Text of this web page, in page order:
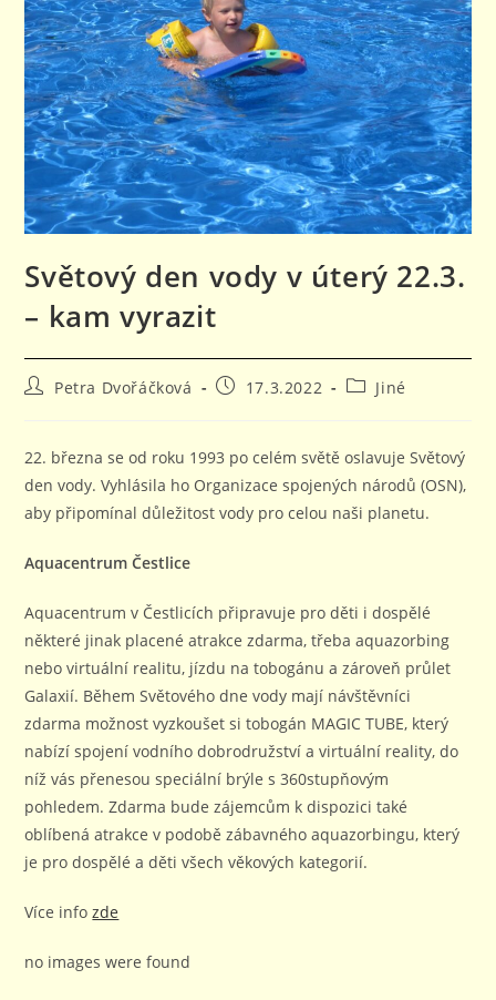
Světový den vody v úterý 22.3.
– kam vyrazit
AutorPetra Dvořáčková
Příspěvek
17.3.2022
Rubriky
Jiné
22. března se od roku 1993 po celém světě oslavuje Světový
den vody. Vyhlásila ho Organizace spojených národů (OSN),
aby připomínal důležitost vody pro celou naši planetu.
Aquacentrum Čestlice
Aquacentrum v Čestlicích připravuje pro děti i dospělé
některé jinak placené atrakce zdarma, třeba aquazorbing
nebo virtuální realitu, jízdu na tobogánu a zároveň průlet
Galaxií. Během Světového dne vody mají návštěvníci
zdarma možnost vyzkoušet si tobogán MAGIC TUBE, který
nabízí spojení vodního dobrodružství a virtuální reality, do
níž vás přenesou speciální brýle s 360stupňovým
pohledem. Zdarma bude zájemcům k dispozici také
oblíbená atrakce v podobě zábavného aquazorbingu, který
je pro dospělé a děti všech věkových kategorií.
Více infozde
no images were found